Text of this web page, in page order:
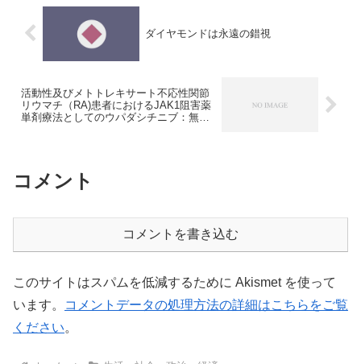
ダイヤモンドは永遠の錯視
活動性及びメトトレキサート不応性関節
リウマチ（RA)患者におけるJAK1阻害薬
単剤療法としてのウパダシチニブ：無作
コメント
コメントを書き込む
このサイトはスパムを低減するために Akismet を使って
います。
コメントデータの処理方法の詳細はこちらをご覧
ください。